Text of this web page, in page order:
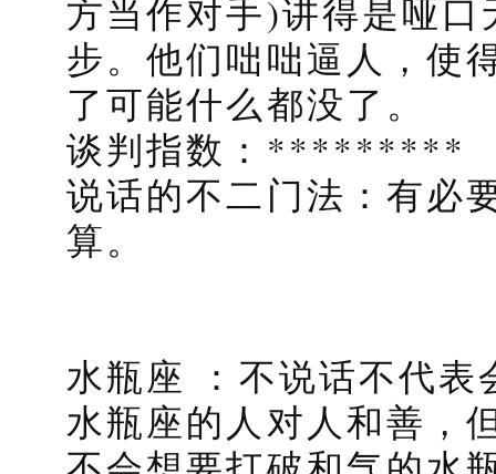
方当作对手)讲得是哑
步。他们咄咄逼人，使
了可能什么都没了。
谈判指数：*********
说话的不二门法：有必
算。
水瓶座 ：不说话不代表
水瓶座的人对人和善，